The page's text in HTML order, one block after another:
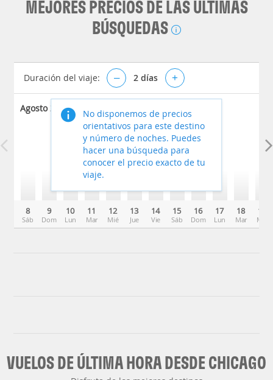
MEJORES PRECIOS DE LAS ÚLTIMAS
BÚSQUEDAS
Duración del viaje: – 2 días +
Agosto 2026
8
Sáb
9
Dom
10
Lun
11
Mar
12
Mié
13
Jue
14
Vie
15
Sáb
16
Dom
17
Lun
18
Mar
19
Mié
No disponemos de precios
orientativos para este destino
y número de noches. Puedes
hacer una búsqueda para
conocer el precio exacto de tu
viaje.
VUELOS DE ÚLTIMA HORA DESDE CHICAGO